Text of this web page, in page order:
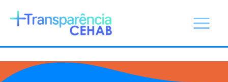
para
conteúdo